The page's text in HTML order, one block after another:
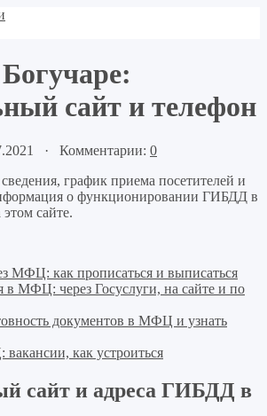
сайт и телефон
· Комментарии: 0
график приема посетителей и
о функционировании ГИБДД в
сайте.
МФЦ: как прописаться и выписаться
в МФЦ: через Госуслуги, на сайте и по
документов в МФЦ и узнать
как устроиться
сайт и адреса ГИБДД в